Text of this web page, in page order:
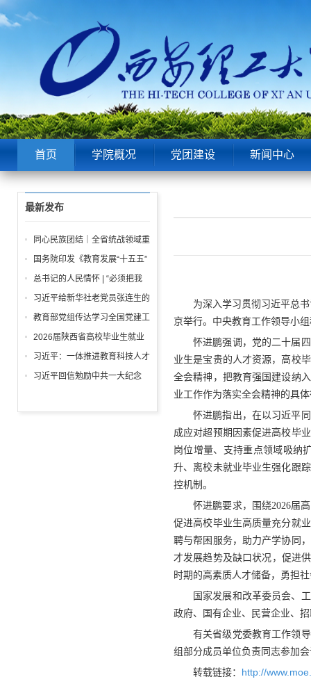
首页 学院概况 党团建设 新闻中心
为深入学习贯彻习近平总
京举行。中央教育工作领导小
怀进鹏强调，党的二十届
业生是宝贵的人才资源，高校
全会精神，把教育强国建设纳
业工作作为落实全会精神的具
怀进鹏指出，在以习近平
成应对超预期因素促进高校毕
岗位增量、支持重点领域吸纳
升、离校未就业毕业生强化跟
控机制。
怀进鹏要求，围绕2026届
促进高校毕业生高质量充分就
聘与帮困服务，助力产学协同
才发展趋势及缺口状况，促进
时期的高素质人才储备，勇担
国家发展和改革委员会、
政府、国有企业、民营企业、
有关省级党委教育工作领
组部分成员单位负责同志参加
转载链接： http://
最新发布
同心民族团结｜全省统战领域重
点工作推进会召开
国务院印发《教育发展“十五五”
规划》
总书记的人民情怀 | “必须把我
们党建设好、建设强”
习近平给新华社老党员张连生的
回信
教育部党组传达学习全国党建工
作座谈会精神，研究部署学习宣
传贯彻习近平党建思想工作
2026届陕西省高校毕业生就业
工作“百日冲刺”推进会召开
习近平：一体推进教育科技人才
发展
习近平回信勉励中共一大纪念
巾讲解员：传承红色基因增长知